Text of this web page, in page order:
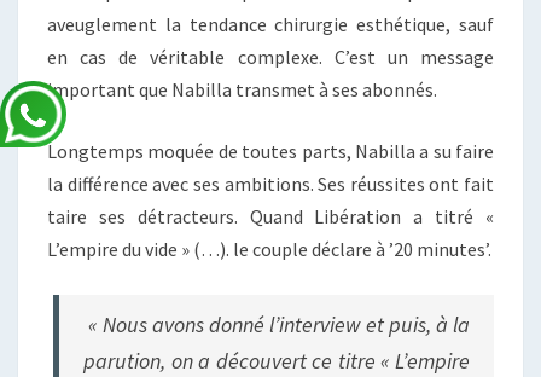
aveuglement la tendance chirurgie esthétique, sauf
en cas de véritable complexe. C’est un message
important que Nabilla transmet à ses abonnés.
Longtemps moquée de toutes parts, Nabilla a su faire
la différence avec ses ambitions. Ses réussites ont fait
taire ses détracteurs. Quand Libération a titré «
L’empire du vide » (…). le couple déclare à ’20 minutes’.
« Nous avons donné l’interview et puis, à la
parution, on a découvert ce titre « L’empire